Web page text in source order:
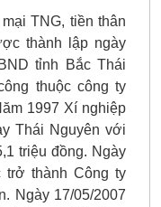
TNG, tiền thân
thành lập ngày
tỉnh Bắc Thái
thuộc công ty
1997 Xí nghiệp
Thái Nguyên với
triệu đồng. Ngày
trở thành Công ty
Ngày 17/05/2007